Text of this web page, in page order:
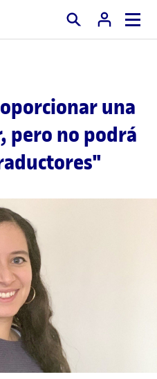
Buscar
una
pero no podrá